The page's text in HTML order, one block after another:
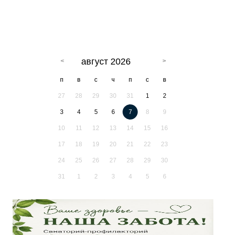
август 2026
п в с ч п с в
27 28 29 30 31 1 2
3 4 5 6 7 8 9
10 11 12 13 14 15 16
17 18 19 20 21 22 23
24 25 26 27 28 29 30
31 1 2 3 4 5 6